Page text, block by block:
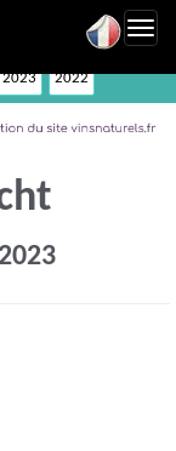
2023 2022